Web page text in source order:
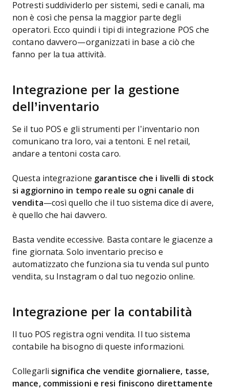
Potresti suddividerlo per sistemi, sedi e canali, ma
non è così che pensa la maggior parte degli
operatori. Ecco quindi i tipi di integrazione POS che
contano davvero—organizzati in base a ciò che
fanno per la tua attività.
Integrazione per la gestione
dell’inventario
Se il tuo POS e gli strumenti per l’inventario non
comunicano tra loro, vai a tentoni. E nel retail,
andare a tentoni costa caro.
Questa integrazione garantisce che i livelli di stock
si aggiornino in tempo reale su ogni canale di
vendita—così quello che il tuo sistema dice di avere,
è quello che hai davvero.
Basta vendite eccessive. Basta contare le giacenze a
fine giornata. Solo inventario preciso e
automatizzato che funziona sia tu venda sul punto
vendita, su Instagram o dal tuo negozio online.
Integrazione per la contabilità
Il tuo POS registra ogni vendita. Il tuo sistema
contabile ha bisogno di queste informazioni.
Collegarli significa che vendite giornaliere, tasse,
mance, commissioni e resi finiscono direttamente